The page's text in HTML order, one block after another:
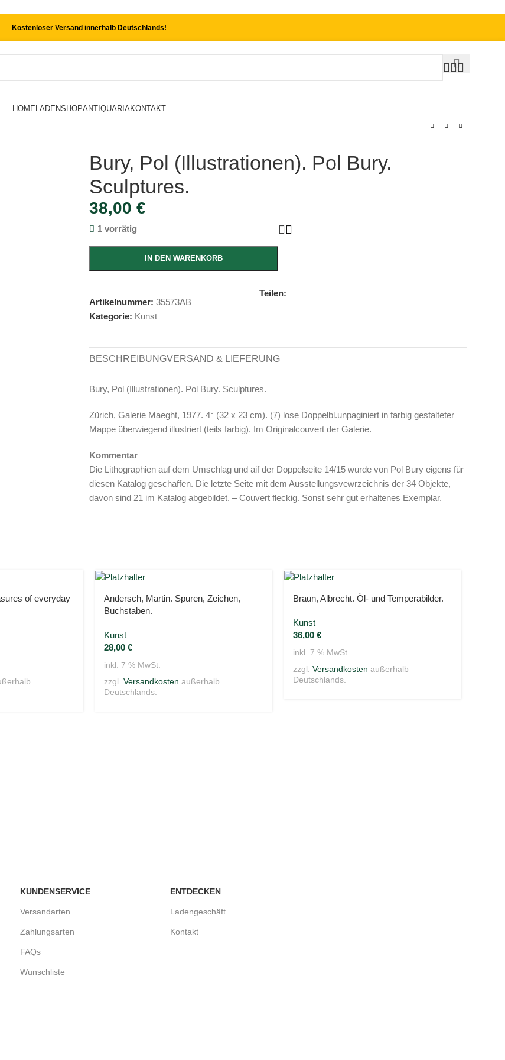
Kostenloser Versand innerhalb Deutschlands!
HOME LADENSHOPANTIQUARIAKONTAKT
Bury, Pol (Illustrationen). Pol Bury.
Sculptures.
38,00 €
1 vorrätig
IN DEN WARENKORB
Artikelnummer: 35573AB
Kategorie: Kunst
Teilen:
BESCHREIBUNGVERSAND & LIEFERUNG
Bury, Pol (Illustrationen). Pol Bury. Sculptures.
Zürich, Galerie Maeght, 1977. 4° (32 x 23 cm). (7) lose Doppelbl.unpaginiert in farbig gestalteter
Mappe überwiegend illustriert (teils farbig). Im Originalcouvert der Galerie.
Kommentar
Die Lithographien auf dem Umschlag und aif der Doppelseite 14/15 wurde von Pol Bury eigens für
diesen Katalog geschaffen. Die letzte Seite mit dem Ausstellungsvewrzeichnis der 34 Objekte,
davon sind 21 im Katalog abgebildet. – Couvert fleckig. Sonst sehr gut erhaltenes Exemplar.
of everyday
Andersch, Martin. Spuren, Zeichen,
Buchstaben.
Kunst
28,00 €
inkl. 7 % MwSt.
zzgl. Versandkosten außerhalb
Deutschlands.
Braun, Albrecht. Öl- und Temperabilder.
Kunst
36,00 €
inkl. 7 % MwSt.
zzgl. Versandkosten außerhalb
Deutschlands.
KUNDENSERVICE
Versandarten
Zahlungsarten
FAQs
Wunschliste
ENTDECKEN
Ladengeschäft
Kontakt